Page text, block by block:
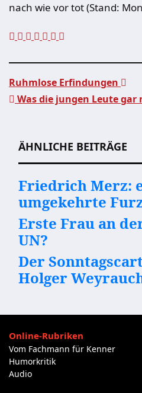
nach wie vor tot (Stand:
Ruhmlose Erfindungen
Was die jungen Leute gar
ÄHNLICHE BEITRÄGE
Friedrich Merz:
umgekehrte
Erste Frau an
UN?
Der
Holger
Online-Rubriken
Vom Fachmann für Kenner
Humorkritik
Audio